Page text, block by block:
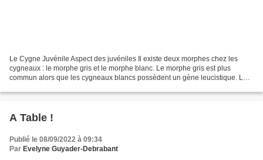
Le Cygne Juvénile Aspect des juvéniles Il existe deux morphes chez les
cygneaux : le morphe gris et le morphe blanc. Le morphe gris est plus
commun alors que les cygneaux blancs possèdent un gène leucistique. La
A Table !
Publié le 08/09/2022 à 09:34
Par Evelyne Guyader-Debrabant